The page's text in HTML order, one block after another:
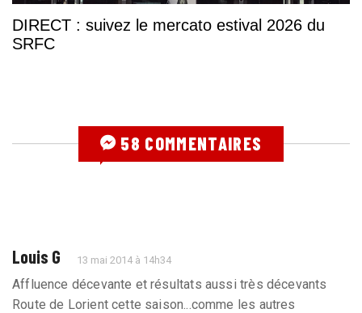
DIRECT : suivez le mercato estival 2026 du
SRFC
58 COMMENTAIRES
Louis G 13 mai 2014 à 14h34
Affluence décevante et résultats aussi très décevants
Route de Lorient cette saison...comme les autres